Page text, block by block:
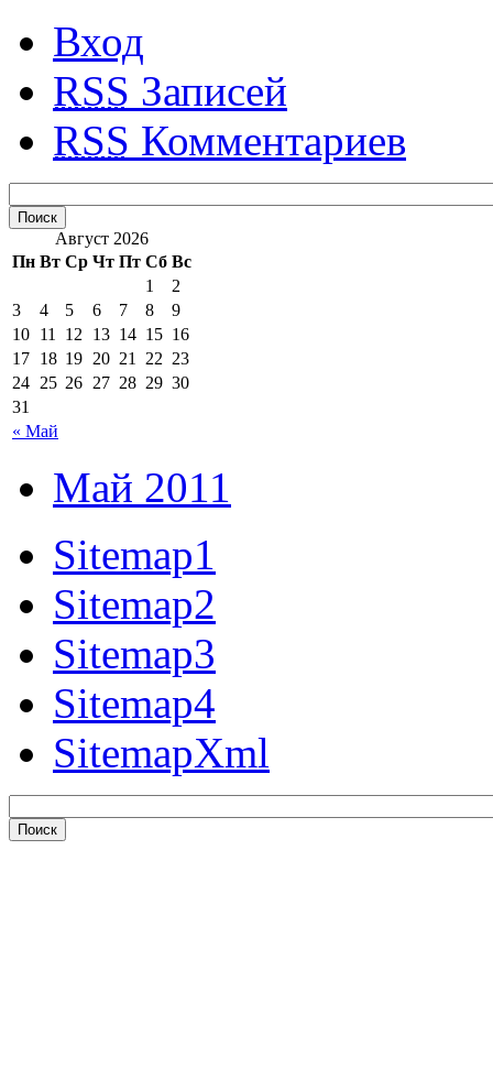
Вход
RSS Записей
RSS Комментариев
Август 2026
Пн Вт Ср Чт Пт Сб Вс
« Май
1
2
3
4 5 6 7 8
9
10 11 12 13 14 15 16
17 18 19 20 21 22 23
24 25 26 27 28 29 30
31
Май 2011
Sitemap1
Sitemap2
Sitemap3
Sitemap4
SitemapXml